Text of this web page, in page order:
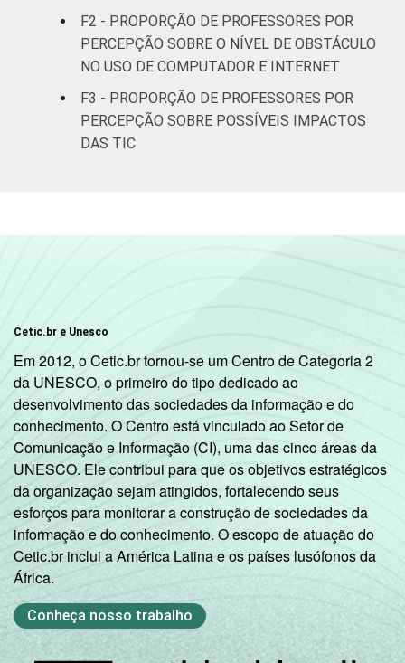
Centro-
Oeste
56
Nordeste 52
DEPENDÊNCIA
Pública
Total —
Públicas
Particular 28
SÉRIE
4ª série / 5º
ano do
Ensino
Fundamental
52
8ª série / 9º
Ensino
Fundamental
F2 - PROPORÇÃO DE PROFESSORES POR
PERCEPÇÃO SOBRE O NÍVEL DE OBSTÁCULO
NO USO DE COMPUTADOR E INTERNET
F3 - PROPORÇÃO DE PROFESSORES POR
PERCEPÇÃO SOBRE POSSÍVEIS IMPACTOS
DAS TIC
Cetic.br e Unesco
Em 2012, o Cetic.br tornou-se um Centro de Categoria 2
da UNESCO, o primeiro do tipo dedicado ao
desenvolvimento das sociedades da informação e do
conhecimento. O Centro está vinculado ao Setor de
Comunicação e Informação (CI), uma das cinco áreas da
UNESCO. Ele contribui para que os objetivos estratégicos
da organização sejam atingidos, fortalecendo seus
esforços para monitorar a construção de sociedades da
informação e do conhecimento. O escopo de atuação do
Cetic.br inclui a América Latina e os países lusófonos da
África.
Conheça nosso trabalho